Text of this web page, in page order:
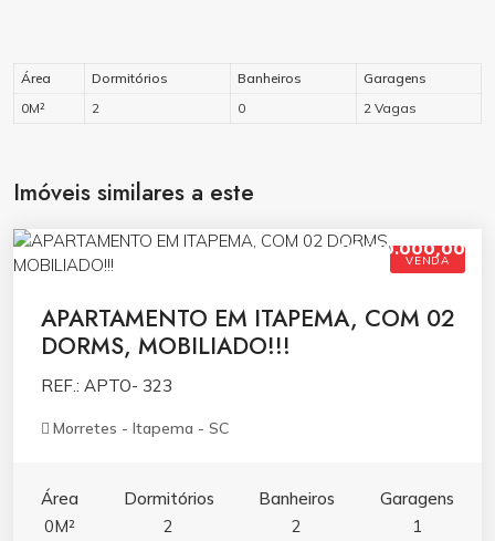
Área Dormitórios Banheiros
Garagens
0M²
2 0 2 Vagas
Imóveis similares a este
VENDA
R$680.000,00
APARTAMENTO EM ITAPEMA, COM 02
DORMS, MOBILIADO!!!
REF.: APTO- 323
Morretes - Itapema - SC
Área
0M²
Dormitórios
2
Banheiros
2
Garagens
1